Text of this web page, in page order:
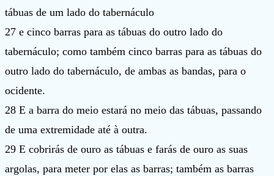
tábuas de um lado do tabernáculo
27 e cinco barras para as tábuas do outro lado do
tabernáculo; como também cinco barras para as tábuas do
outro lado do tabernáculo, de ambas as bandas, para o
ocidente.
28 E a barra do meio estará no meio das tábuas, passando
de uma extremidade até à outra.
29 E cobrirás de ouro as tábuas e farás de ouro as suas
argolas, para meter por elas as barras; também as barras